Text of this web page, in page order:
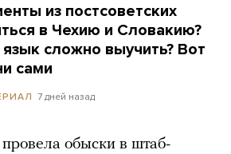
из постсоветских
в Чехию и Словакию?
сложно выучить? Вот
сами
7 дней назад
обыски в штаб-